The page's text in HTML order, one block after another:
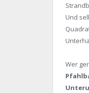
Und
Wer